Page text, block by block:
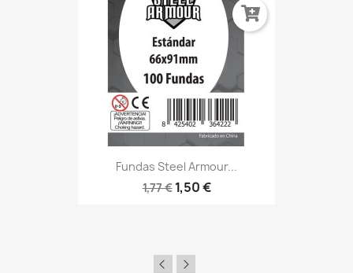
Fundas Steel Armour...
1,77 € 1,50 €